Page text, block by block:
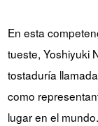
En esta
tueste, Yoshiyuki
tostaduría
como
lugar en el mundo.